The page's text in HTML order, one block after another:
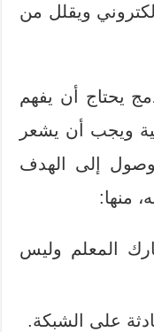
ويقلل من
يحتاج أن يفهم
ويجب أن يشعر
إلى الهدف
منها:
المعلم وليس
على الشبكة.